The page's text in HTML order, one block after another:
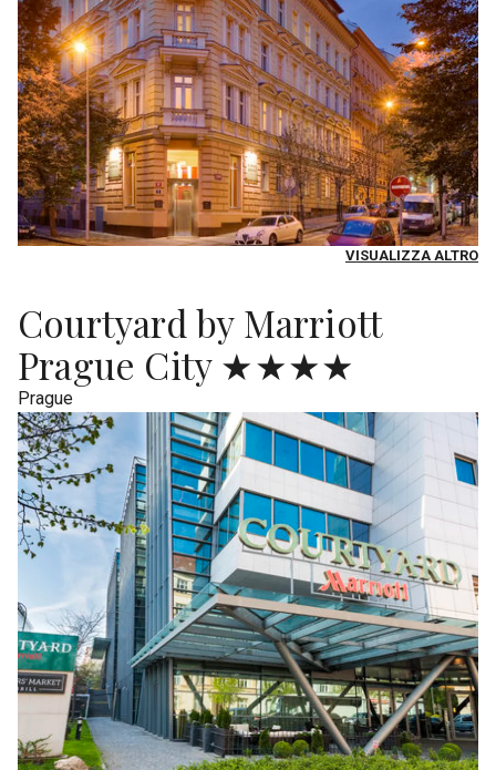
VISUALIZZA ALTRO
Courtyard by Marriott
Prague City ★★★★
Prague